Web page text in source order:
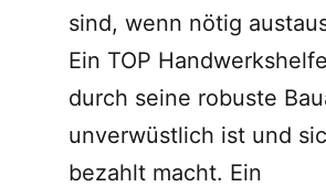
sind, wenn nötig
Ein TOP
durch seine robuste
unverwüstlich ist und
bezahlt macht. Ein